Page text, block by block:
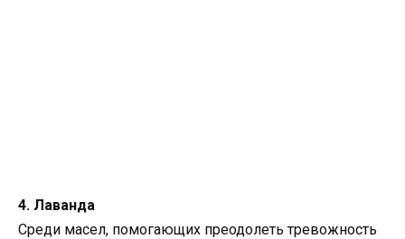
4. Лаванда
Среди масел, помогающих преодолеть тревожность